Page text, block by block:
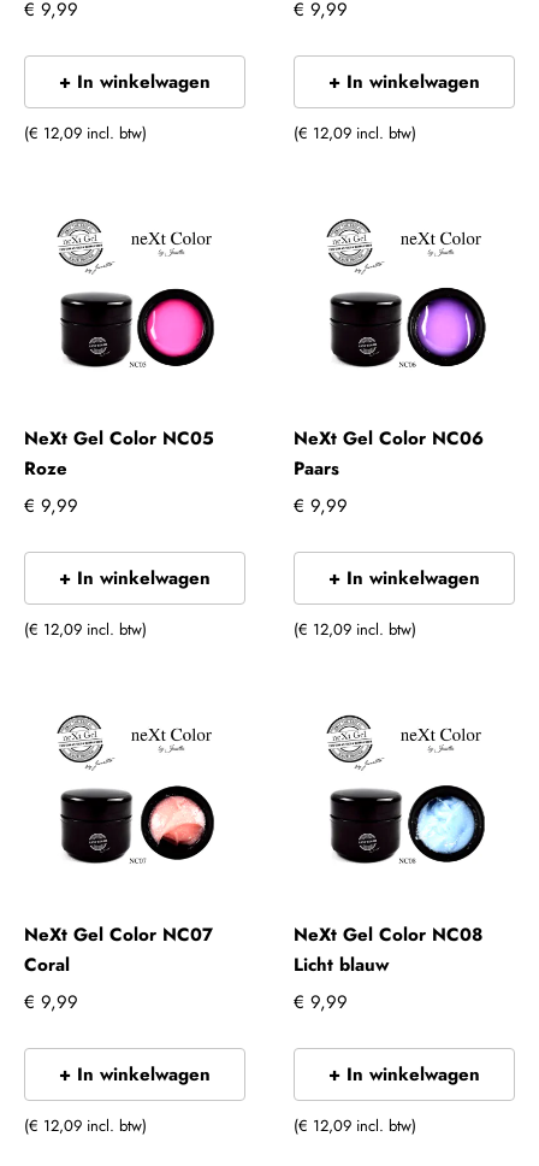
€ 9,99
+ In winkelwagen
(€ 12,09 incl. btw)
€ 9,99
+ In winkelwagen
(€ 12,09 incl. btw)
NeXt Gel Color NC05
Roze
€ 9,99
+ In winkelwagen
(€ 12,09 incl. btw)
NeXt Gel Color NC06
Paars
€ 9,99
+ In winkelwagen
(€ 12,09 incl. btw)
NeXt Gel Color NC07
Coral
€ 9,99
+ In winkelwagen
(€ 12,09 incl. btw)
NeXt Gel Color NC08
Licht blauw
€ 9,99
+ In winkelwagen
(€ 12,09 incl. btw)